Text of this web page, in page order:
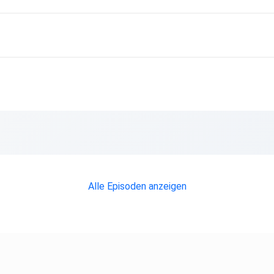
Alle Episoden anzeigen